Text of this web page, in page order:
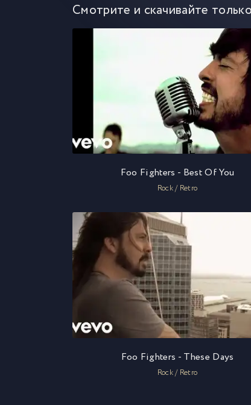
Смотрите и скачивайте
Foo Fighters - Best Of You
Rock / Retro
Foo Fighters - These Days
Rock / Retro